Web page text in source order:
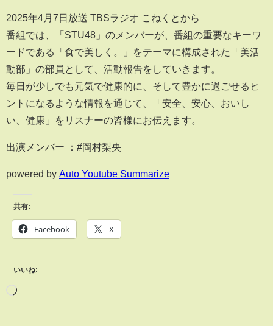
2025年4月7日放送 TBSラジオ こねくとから
番組では、「STU48」のメンバーが、番組の重要なキーワ
ードである「食で美しく。」をテーマに構成された「美活
動部」の部員として、活動報告をしていきます。
毎日が少しでも元気で健康的に、そして豊かに過ごせるヒ
ントになるような情報を通じて、「安全、安心、おいし
い、健康」をリスナーの皆様にお伝えます。
出演メンバー ：#岡村梨央
powered by Auto Youtube Summarize
共有:
Facebook X
いいね: